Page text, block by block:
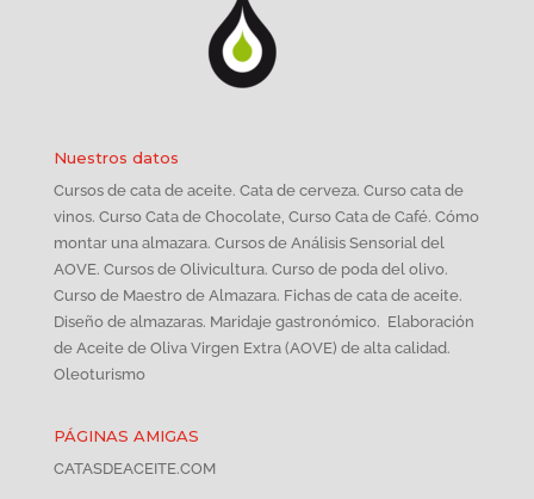
Nuestros datos
Cursos de cata de aceite. Cata de cerveza. Curso cata de
vinos. Curso Cata de Chocolate, Curso Cata de Café. Cómo
montar una almazara. Cursos de Análisis Sensorial del
AOVE. Cursos de Olivicultura. Curso de poda del olivo.
Curso de Maestro de Almazara. Fichas de cata de aceite.
Diseño de almazaras. Maridaje gastronómico. Elaboración
de Aceite de Oliva Virgen Extra (AOVE) de alta calidad.
Oleoturismo
PÁGINAS AMIGAS
CATASDEACEITE.COM